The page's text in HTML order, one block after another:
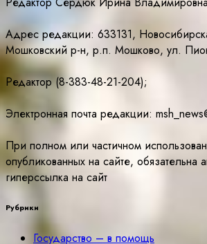
Адрес редакции: 633131,
Мошковский р-н, р.п. Мошково, ул.
Редактор (8-383-48-21-204);
Электронная почта редакции:
При полном или частичном
опубликованных на сайте, обязательна
гиперссылка на сайт
Рубрики
Государство – в помощь